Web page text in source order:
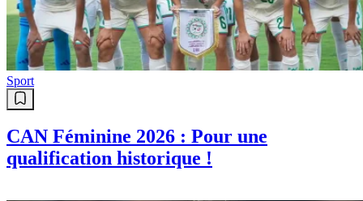
Sport
CAN Féminine 2026 : Pour une
qualification historique !